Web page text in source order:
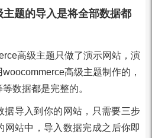
题的导入是将全部数据都
高级主题只做了演示网站，演
高级主题制作的，
数据都是完整的。
据导入到你的网站，只需要三步
网站中，导入数据完成之后你即